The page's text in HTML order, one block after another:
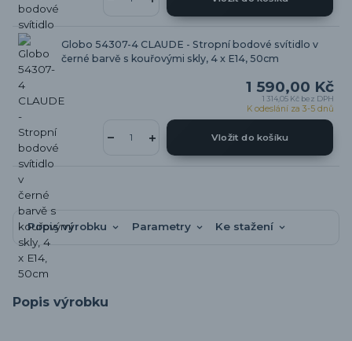
Globo 54307-4 CLAUDE - Stropní bodové svítidlo v
černé barvě s kouřovými skly, 4 x E14, 50cm
1 590,00 Kč
1 314,05 Kč bez DPH
K odeslání za 3-5 dnů
Vložit do košíku
Popis výrobku Parametry Ke stažení
Popis výrobku